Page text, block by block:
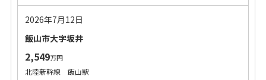
2026年7月12日
飯山市大字坂井
2,549万円
北陸新幹線 飯山駅